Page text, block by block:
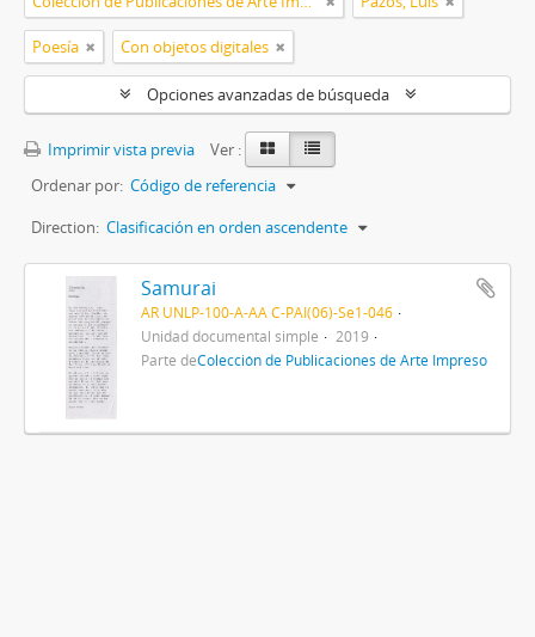
Poesía Con objetos digitales
Opciones avanzadas de búsqueda
Imprimir vista previa
Ver :
Ordenar por: Código de referencia
Direction: Clasificación en orden ascendente
Samurai
AR UNLP-100-A-AA C-PAI(06)-Se1-046
Unidad documental simple
2019
Parte deColección de Publicaciones de Arte Impreso